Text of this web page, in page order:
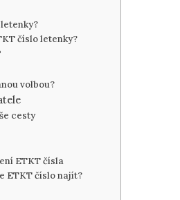
číslo letenky?
volbou?
​cesty
ETKT čísla
ETKT ‍číslo najít?